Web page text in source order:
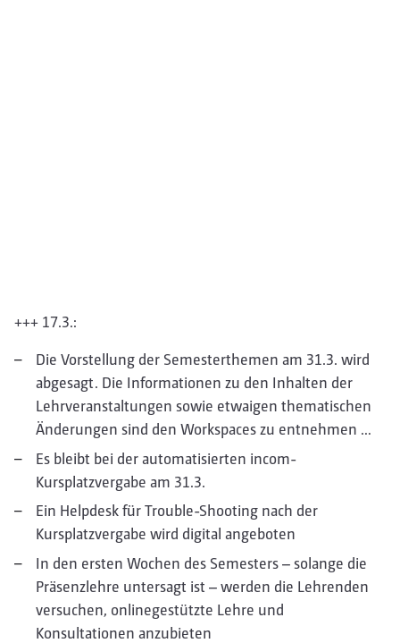
+++ 17.3.:
Die Vorstellung der Semesterthemen am 31.3. wird
abgesagt. Die Informationen zu den Inhalten der
Lehrveranstaltungen sowie etwaigen thematischen
Änderungen sind den Workspaces zu entnehmen …
Es bleibt bei der automatisierten incom-
Kursplatzvergabe am 31.3.
Ein Helpdesk für Trouble-Shooting nach der
Kursplatzvergabe wird digital angeboten
In den ersten Wochen des Semesters – solange die
Präsenzlehre untersagt ist – werden die Lehrenden
versuchen, onlinegestützte Lehre und
Konsultationen anzubieten